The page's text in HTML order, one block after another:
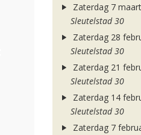
Zaterdag 7
Sleutelstad 30
Zaterdag 28
Sleutelstad 30
Zaterdag 21
Sleutelstad 30
Zaterdag 14
Sleutelstad 30
Zaterdag 7